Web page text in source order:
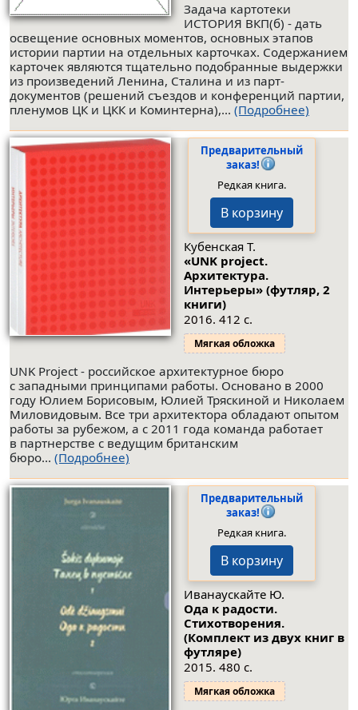
Задача картотеки
ИСТОРИЯ ВКП(б) - дать
освещение основных моментов, основных этапов
истории партии на отдельных карточках. Содержанием
карточек являются тщательно подобранные выдержки
из произведений Ленина, Сталина и из парт-
документов (решений съездов и конференций партии,
пленумов ЦК и ЦКК и Коминтерна),... (Подробнее)
Предварительный
заказ!
Редкая книга.
В корзину
Кубенская Т.
«UNK project.
Архитектура.
Интерьеры» (футляр, 2
книги)
2016. 412 с.
Мягкая обложка
UNK Project - российское архитектурное бюро
с западными принципами работы. Основано в 2000
году Юлием Борисовым, Юлией Тряскиной и Николаем
Миловидовым. Все три архитектора обладают опытом
работы за рубежом, а с 2011 года команда работает
в партнерстве с ведущим британским
бюро... (Подробнее)
Предварительный
заказ!
Редкая книга.
В корзину
Иванаускайте Ю.
Ода к радости.
Стихотворения.
(Комплект из двух книг в
футляре)
2015. 480 с.
Мягкая обложка